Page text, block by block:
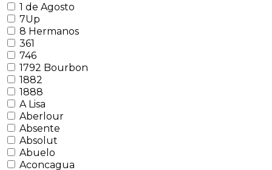
1 de Agosto
7Up
8 Hermanos
361
746
1792 Bourbon
1882
1888
A Lisa
Aberlour
Absente
Absolut
Abuelo
Aconcagua